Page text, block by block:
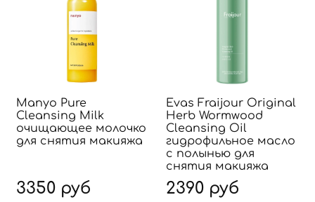
Manyo Pure
Cleansing Milk
очищающее молочко
для снятия макияжа
3350 руб
Evas Fraijour Original
Herb Wormwood
Cleansing Oil
гидрофильное масло
с полынью для
снятия макияжа
2390 руб